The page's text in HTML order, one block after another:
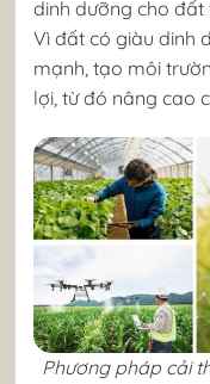
dinh dưỡng cho
Vì đất có giàu dinh
mạnh, tạo môi
lợi, từ đó nâng cao
Phương pháp cải